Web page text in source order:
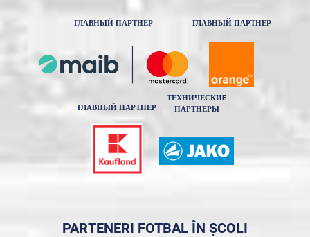
ГЛАВНЫЙ ПАРТНЕР ГЛАВНЫЙ ПАРТНЕР
ГЛАВНЫЙ ПАРТНЕР
ТЕХНИЧЕСКИE
ПАРТНЕРЫ
PARTENERI FOTBAL ÎN ȘCOLI